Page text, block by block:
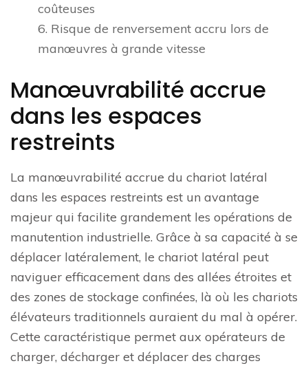
coûteuses
6. Risque de renversement accru lors de
manœuvres à grande vitesse
Manœuvrabilité accrue
dans les espaces
restreints
La manœuvrabilité accrue du chariot latéral
dans les espaces restreints est un avantage
majeur qui facilite grandement les opérations de
manutention industrielle. Grâce à sa capacité à se
déplacer latéralement, le chariot latéral peut
naviguer efficacement dans des allées étroites et
des zones de stockage confinées, là où les chariots
élévateurs traditionnels auraient du mal à opérer.
Cette caractéristique permet aux opérateurs de
charger, décharger et déplacer des charges